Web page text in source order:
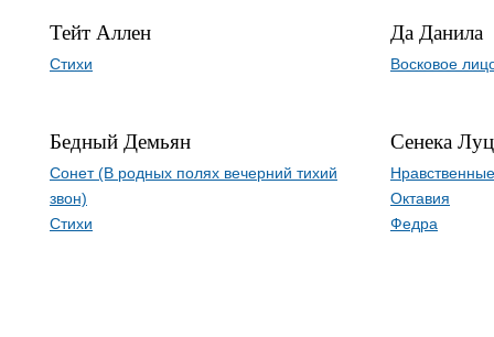
Тейт Аллен
Стихи
Бедный Демьян
Сонет (В родных полях вечерний тихий
звон)
Стихи
Да Данила
Восковое
Сенека
Октавия
Федра